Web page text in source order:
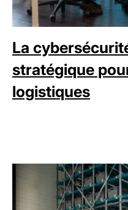
La
stratégique
logistiques